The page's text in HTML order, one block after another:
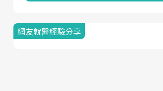
網友就醫經驗分享